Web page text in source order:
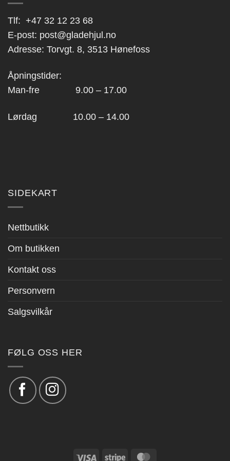
Tlf: +47 32 12 23 68
E-post: post@gladehjul.no
Adresse: Torvgt. 8, 3513 Hønefoss
Åpningstider:
Man-fre 9.00 – 17.00
Lørdag 10.00 – 14.00
SIDEKART
Nettbutikk
Om butikken
Kontakt oss
Personvern
Salgsvilkår
FØLG OSS HER
Visa Stripe